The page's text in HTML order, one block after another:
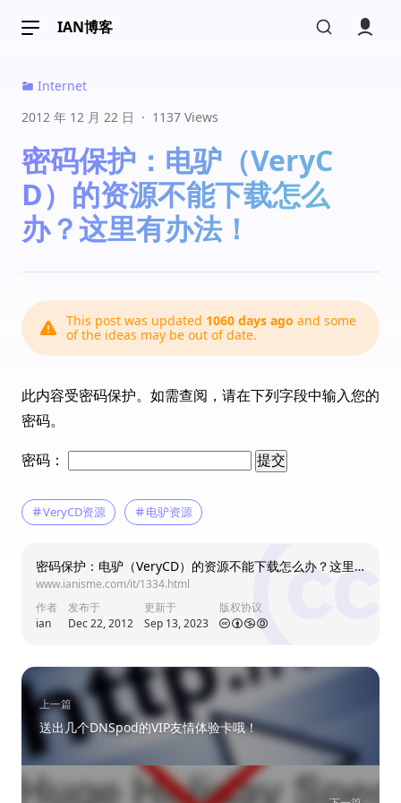
IAN博客
Internet
2012 年 12 月 22 日 · 1137 Views
密码保护：电驴（VeryC
D）的资源不能下载怎么
办？这里有办法！
This post was updated 1060 days ago and some
of the ideas may be out of date.
此内容受密码保护。如需查阅，请在下列字段中输入您的
密码。
密码：
VeryCD资源 电驴资源
密码保护：电驴（VeryCD）的资源不能下载怎么办？这里有办法！
www.ianisme.com/it/1334.html
作者
ian
发布于
Dec 22, 2012
更新于
Sep 13, 2023
版权协议
上一篇
送出几个DNSpod的VIP友情体验卡哦！
有个别资源是没有的。 08:45
ian 山东省
@luacloud
他们是复制了电驴的下载地址   可
雨帆
SimpleCD拯救世界 16:22
New Payday Loan Lenders Not Brokers
New Payday Loan Lenders
Direct Payday Loan 08:47